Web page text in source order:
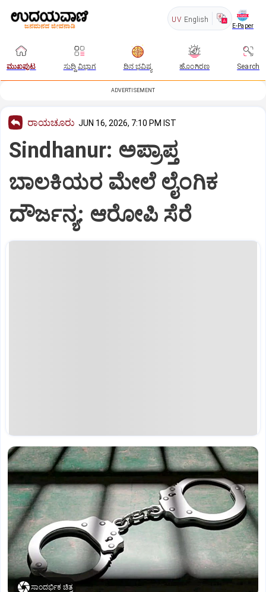
UV English
E-Paper
ಮುಖಪುಟ ಸುದ್ದಿ ವಿಭಾಗ ದಿನ ಭವಿಷ್ಯ ಹೊಂಗಿರಣ Search
ADVERTISEMENT
ರಾಯಚೂರು JUN 16, 2026, 7:10 PM IST
Sindhanur: ಅಪ್ರಾಪ್ತ
ಬಾಲಕಿಯರ ಮೇಲೆ ಲೈಂಗಿಕ
ದೌರ್ಜನ್ಯ: ಆರೋಪಿ ಸೆರೆ
ಸಾಂದರ್ಭಿಕ ಚಿತ್ರ